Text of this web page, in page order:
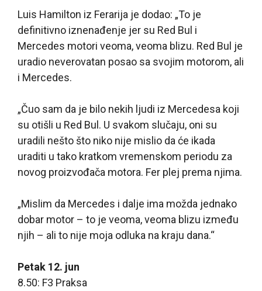
Luis Hamilton iz Ferarija je dodao: „To je
definitivno iznenađenje jer su Red Bul i
Mercedes motori veoma, veoma blizu. Red Bul je
uradio neverovatan posao sa svojim motorom, ali
i Mercedes.
„Čuo sam da je bilo nekih ljudi iz Mercedesa koji
su otišli u Red Bul. U svakom slučaju, oni su
uradili nešto što niko nije mislio da će ikada
uraditi u tako kratkom vremenskom periodu za
novog proizvođača motora. Fer plej prema njima.
„Mislim da Mercedes i dalje ima možda jednako
dobar motor – to je veoma, veoma blizu između
njih – ali to nije moja odluka na kraju dana.“
Petak 12. jun
8.50: F3 Praksa